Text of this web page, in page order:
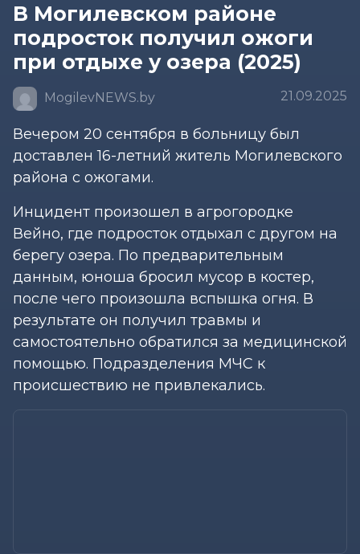
В Могилевском районе
подросток получил ожоги
при отдыхе у озера (2025)
MogilevNEWS.by 21.09.2025
Вечером 20 сентября в больницу был
доставлен 16-летний житель Могилевского
района с ожогами.
Инцидент произошел в агрогородке
Вейно, где подросток отдыхал с другом на
берегу озера. По предварительным
данным, юноша бросил мусор в костер,
после чего произошла вспышка огня. В
результате он получил травмы и
самостоятельно обратился за медицинской
помощью. Подразделения МЧС к
происшествию не привлекались.